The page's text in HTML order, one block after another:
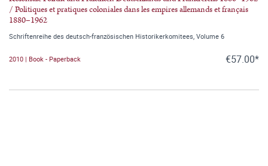
/ Politiques et pratiques coloniales dans les empires allemands et français
1880–1962
Schriftenreihe des deutsch-französischen Historikerkomitees, Volume 6
2010 | Book - Paperback €57.00*